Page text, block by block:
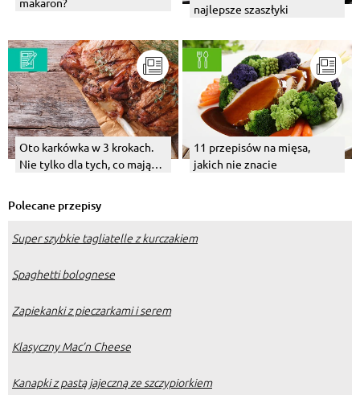
najlepsze szaszłyki
Oto karkówka w 3 krokach.
Nie tylko dla tych, co mają
11 przepisów na mięsa,
jakich nie znacie
Polecane przepisy
Super szybkie tagliatelle z kurczakiem
Spaghetti bolognese
Zapiekanki z pieczarkami i serem
Klasyczny Mac’n Cheese
Kanapki z pastą jajeczną ze szczypiorkiem